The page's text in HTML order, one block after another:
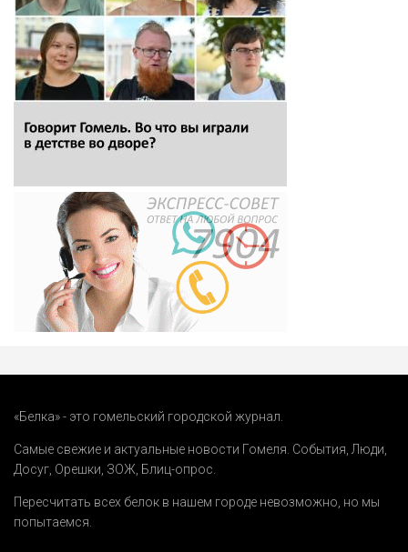
«Белка» - это гомельский городской журнал.
Самые свежие и актуальные новости Гомеля. События Люди
Досуг Орешки ЗОЖ Блиц-опрос
Пересчитать всех белок в нашем городе невозможно, но мы
попытаемся.